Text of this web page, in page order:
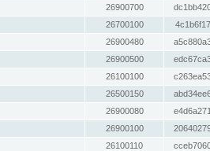
26900700
26700100
26900480
26900500
26100100
26500150
26900080
26900100
26100110